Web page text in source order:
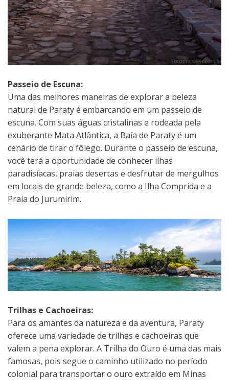
Passeio de Escuna:
Uma das melhores maneiras de explorar a beleza
natural de Paraty é embarcando em um passeio de
escuna. Com suas águas cristalinas e rodeada pela
exuberante Mata Atlântica, a Baía de Paraty é um
cenário de tirar o fôlego. Durante o passeio de escuna,
você terá a oportunidade de conhecer ilhas
paradisíacas, praias desertas e desfrutar de mergulhos
em locais de grande beleza, como a Ilha Comprida e a
Praia do Jurumirim.
Trilhas e Cachoeiras:
Para os amantes da natureza e da aventura, Paraty
oferece uma variedade de trilhas e cachoeiras que
valem a pena explorar. A Trilha do Ouro é uma das mais
famosas, pois segue o caminho utilizado no período
colonial para transportar o ouro extraído em Minas